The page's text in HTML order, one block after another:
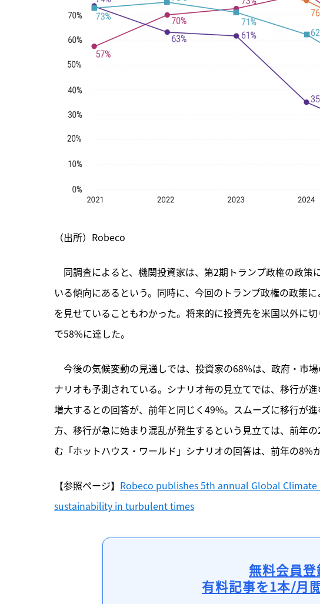
（出所）Robeco
同調査によると、機関投資家は、第2期トランプ政権の政策
いる傾向にあるという。同時に、今回のトランプ政権の政策
を見せていることもわかった。将来的に投資先を米国以外に
で58%に達した。
今後の気候変動の見通しでは、投資家の68%は、政府・市
ナリオも予測されている。シナリオ毎の見立てでは、移行が
増大するとの回答が、前年と同じく49%。スムーズに移行が
方、移行が急に始まり混乱が発生するという見立ては、前年
む「ホットハウス・ワールド」シナリオの回答は、前年の8%
【参照ページ】 Robeco publishes 5th annual Global
sustainability in turbulent times
無料会員登
有料記事を1本/月